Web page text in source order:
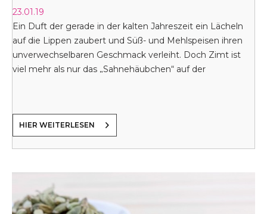
23.01.19
Ein Duft der gerade in der kalten Jahreszeit ein Lächeln
auf die Lippen zaubert und Süß- und Mehlspeisen ihren
unverwechselbaren Geschmack verleiht. Doch Zimt ist
viel mehr als nur das „Sahnehäubchen“ auf der
HIER WEITERLESEN